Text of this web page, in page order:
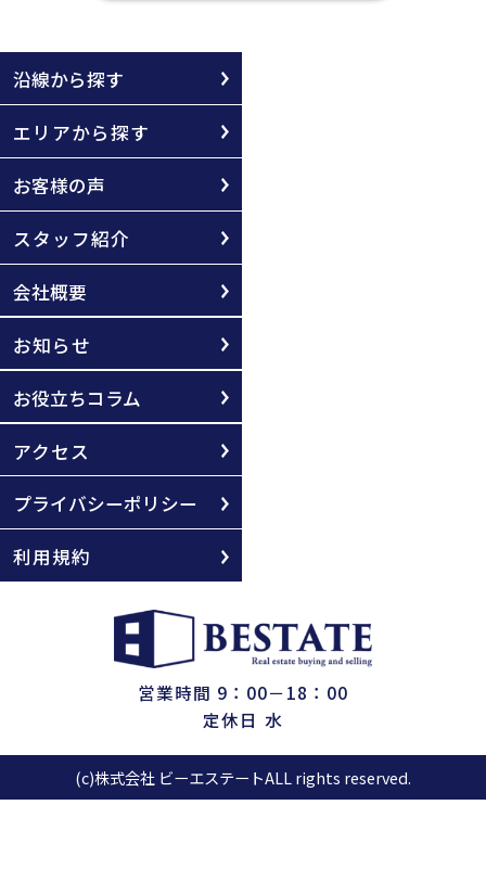
沿線から探す
エリアから探す
お客様の声
スタッフ紹介
会社概要
お知らせ
お役立ちコラム
アクセス
プライバシーポリシー
利用規約
営業時間 9：00－18：00
定休日 水
(c)株式会社 ビーエステートALL rights reserved.